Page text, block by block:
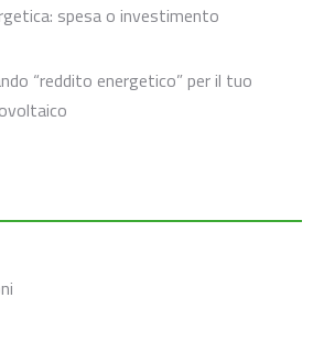
spesa o investimento
“reddito energetico” per il tuo